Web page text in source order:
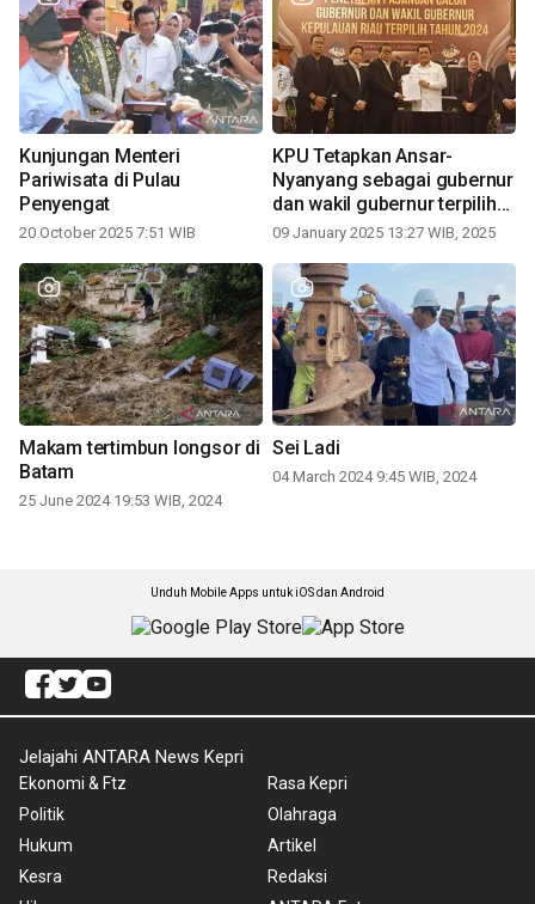
Kunjungan Menteri
Pariwisata di Pulau
Penyengat
20 October 2025 7:51 WIB
KPU Tetapkan Ansar-
Nyanyang sebagai gubernur
dan wakil gubernur terpilih
periode 2025-2030
09 January 2025 13:27 WIB, 2025
Makam tertimbun longsor di
Batam
25 June 2024 19:53 WIB, 2024
Sei Ladi
04 March 2024 9:45 WIB, 2024
Unduh Mobile Apps untuk iOS dan Android
Jelajahi ANTARA News Kepri
Ekonomi & Ftz
Politik
Hukum
Kesra
Rasa Kepri
Olahraga
Artikel
Redaksi